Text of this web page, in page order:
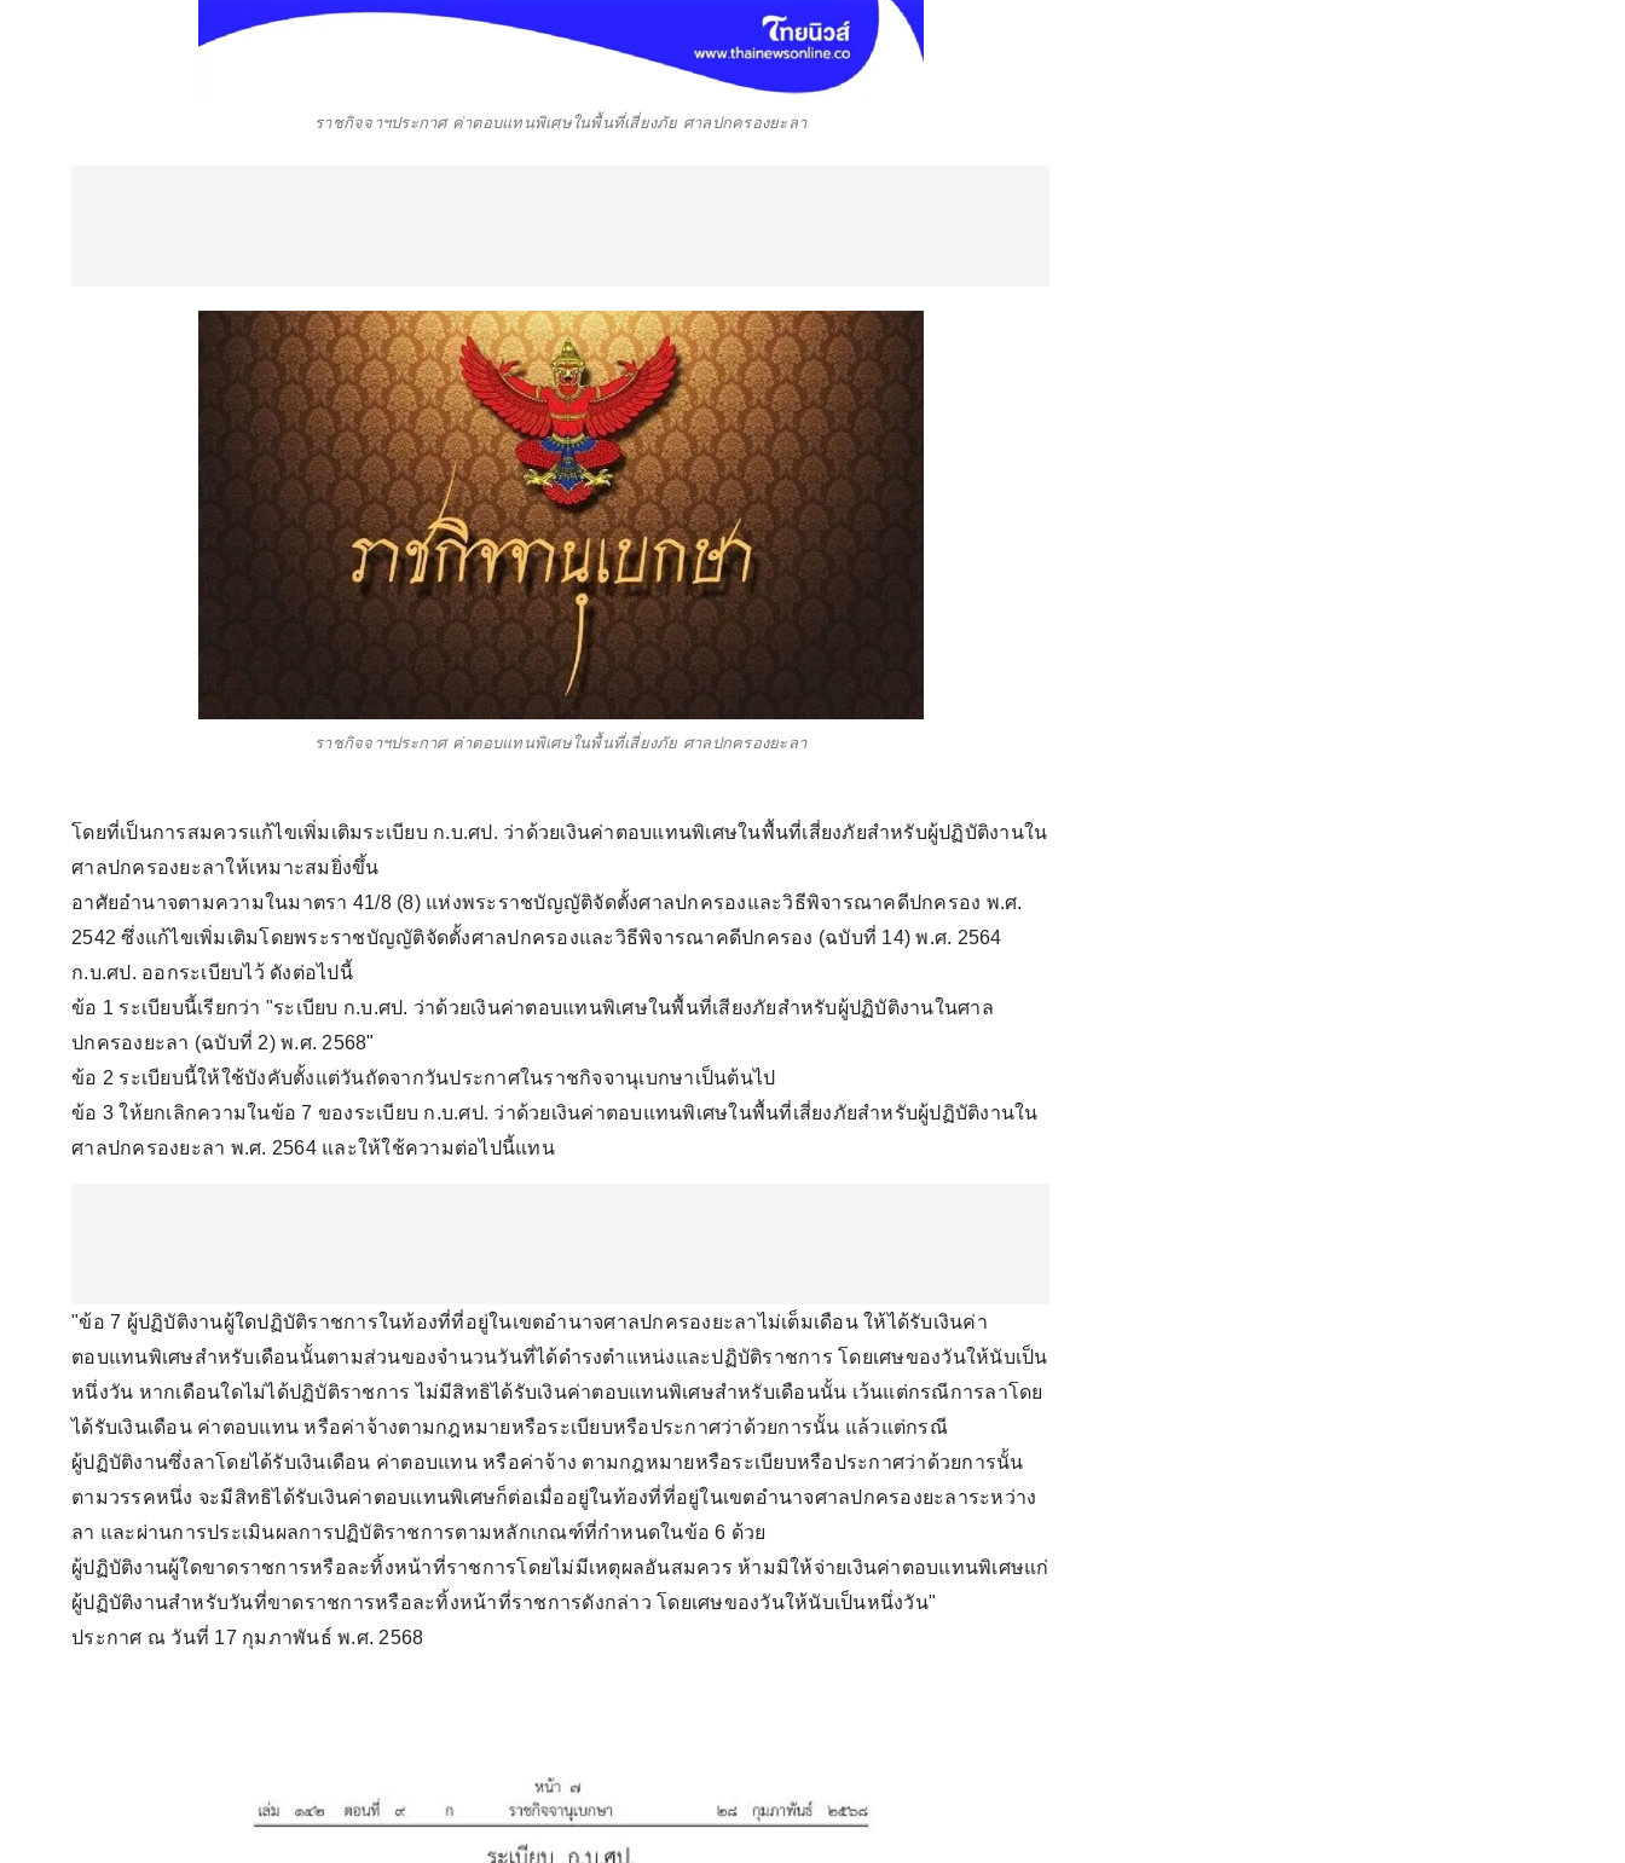
ราชกิจจาฯประกาศ ค่าตอบแทนพิเศษในพื้นที่เสี่ยงภัย ศาลปกครองยะลา
ราชกิจจาฯประกาศ ค่าตอบแทนพิเศษในพื้นที่เสี่ยงภัย ศาลปกครองยะลา
โดยที่เป็นการสมควรแก้ไขเพิ่มเติมระเบียบ ก.บ.ศป. ว่าด้วยเงินค่าตอบแทนพิเศษในพื้นที่เสี่ยงภัยสำหรับผู้ปฏิบัติงานใน
ศาลปกครองยะลาให้เหมาะสมยิ่งขึ้น
อาศัยอำนาจตามความในมาตรา 41/8 (8) แห่งพระราชบัญญัติจัดตั้งศาลปกครองและวิธีพิจารณาคดีปกครอง พ.ศ.
2542 ซึ่งแก้ไขเพิ่มเติมโดยพระราชบัญญัติจัดตั้งศาลปกครองและวิธีพิจารณาคดีปกครอง (ฉบับที่ 14) พ.ศ. 2564
ก.บ.ศป. ออกระเบียบไว้ ดังต่อไปนี้
ข้อ 1 ระเบียบนี้เรียกว่า "ระเบียบ ก.บ.ศป. ว่าด้วยเงินค่าตอบแทนพิเศษในพื้นที่เสียงภัยสำหรับผู้ปฏิบัติงานในศาล
ปกครองยะลา (ฉบับที่ 2) พ.ศ. 2568"
ข้อ 2 ระเบียบนี้ให้ใช้บังคับตั้งแต่วันถัดจากวันประกาศในราชกิจจานุเบกษาเป็นต้นไป
ข้อ 3 ให้ยกเลิกความในข้อ 7 ของระเบียบ ก.บ.ศป. ว่าด้วยเงินค่าตอบแทนพิเศษในพื้นที่เสี่ยงภัยสำหรับผู้ปฏิบัติงานใน
ศาลปกครองยะลา พ.ศ. 2564 และให้ใช้ความต่อไปนี้แทน
"ข้อ 7 ผู้ปฏิบัติงานผู้ใดปฏิบัติราชการในท้องที่ที่อยู่ในเขตอำนาจศาลปกครองยะลาไม่เต็มเดือน ให้ได้รับเงินค่า
ตอบแทนพิเศษสำหรับเดือนนั้นตามส่วนของจำนวนวันที่ได้ดำรงตำแหน่งและปฏิบัติราชการ โดยเศษของวันให้นับเป็น
หนึ่งวัน หากเดือนใดไม่ได้ปฏิบัติราชการ ไม่มีสิทธิได้รับเงินค่าตอบแทนพิเศษสำหรับเดือนนั้น เว้นแต่กรณีการลาโดย
ได้รับเงินเดือน ค่าตอบแทน หรือค่าจ้างตามกฎหมายหรือระเบียบหรือประกาศว่าด้วยการนั้น แล้วแต่กรณี
ผู้ปฏิบัติงานซึ่งลาโดยได้รับเงินเดือน ค่าตอบแทน หรือค่าจ้าง ตามกฎหมายหรือระเบียบหรือประกาศว่าด้วยการนั้น
ตามวรรคหนึ่ง จะมีสิทธิได้รับเงินค่าตอบแทนพิเศษก็ต่อเมื่ออยู่ในท้องที่ที่อยู่ในเขตอำนาจศาลปกครองยะลาระหว่าง
ลา และผ่านการประเมินผลการปฏิบัติราชการตามหลักเกณฑ์ที่กำหนดในข้อ 6 ด้วย
ผู้ปฏิบัติงานผู้ใดขาดราชการหรือละทิ้งหน้าที่ราชการโดยไม่มีเหตุผลอันสมควร ห้ามมิให้จ่ายเงินค่าตอบแทนพิเศษแก่
ผู้ปฏิบัติงานสำหรับวันที่ขาดราชการหรือละทิ้งหน้าที่ราชการดังกล่าว โดยเศษของวันให้นับเป็นหนึ่งวัน"
ประกาศ ณ วันที่ 17 กุมภาพันธ์ พ.ศ. 2568